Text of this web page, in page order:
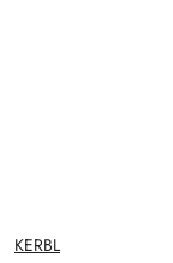
NAZWA
PRODUCENTA:
KERBL